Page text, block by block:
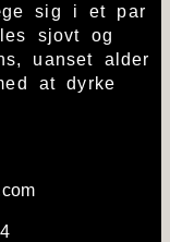
sig i et par
sjovt og
uanset alder
at dyrke